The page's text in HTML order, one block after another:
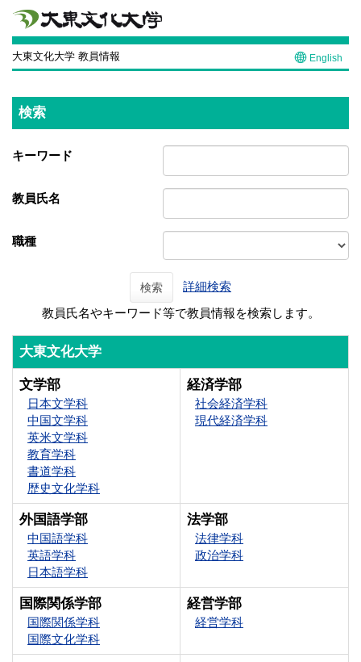
大東文化大学 教員情報 English
検索
キーワード
教員氏名
職種
検索
詳細検索
教員氏名やキーワード等で教員情報を検索します。
大東文化大学
文学部
日本文学科
中国文学科
英米文学科
教育学科
書道学科
歴史文化学科
経済学部
社会経済学科
現代経済学科
外国語学部
中国語学科
英語学科
日本語学科
法学部
法律学科
政治学科
国際関係学部
国際関係学科
国際文化学科
経営学部
経営学科